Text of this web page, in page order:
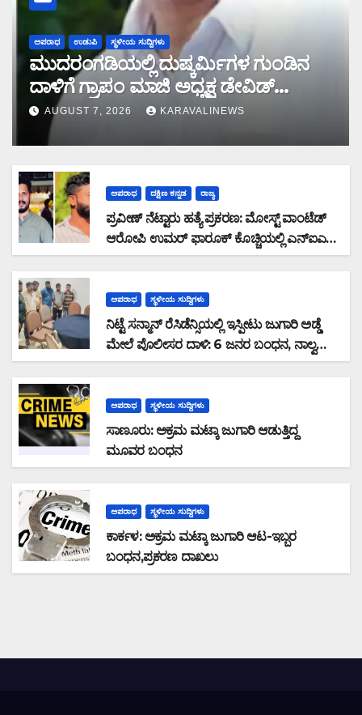
ಅಪರಾಧ ಉಡುಪಿ ಸ್ಥಳೀಯ ಸುದ್ದಿಗಳು
ಮುದರಂಗಡಿಯಲ್ಲಿ ದುಷ್ಕರ್ಮಿಗಳ ಗುಂಡಿನ
ದಾಳಿಗೆ ಗ್ರಾಪಂ ಮಾಜಿ ಅಧ್ಯಕ್ಷ ಡೇವಿಡ್
ಡಿಸೋಜ ಬಲಿ
AUGUST 7, 2026 KARAVALINEWS
ಅಪರಾಧ ದಕ್ಷಿಣ ಕನ್ನಡ ರಾಜ್ಯ
ಪ್ರವೀಣ್ ನೆಟ್ಟಾರು ಹತ್ಯೆ ಪ್ರಕರಣ: ಮೋಸ್ಟ್ ವಾಂಟೆಡ್
ಆರೋಪಿ ಉಮರ್ ಫಾರೂಕ್ ಕೊಚ್ಚಿಯಲ್ಲಿ ಎನ್‌ಐಎ
ವಶಕ್ಕೆ
ಅಪರಾಧ ಸ್ಥಳೀಯ ಸುದ್ದಿಗಳು
ನಿಟ್ಟೆ ಸನ್ಮಾನ್ ರೆಸಿಡೆನ್ಸಿಯಲ್ಲಿ ಇಸ್ಪೀಟು ಜುಗಾರಿ ಅಡ್ಡೆ
ಮೇಲೆ ಪೊಲೀಸರ ದಾಳಿ: 6 ಜನರ ಬಂಧನ, ನಾಲ್ವರು
ಪರಾರಿ: ನಗದು ಹಾಗೂ ಮೊಬೈಲ್ ವಶ
ಅಪರಾಧ ಸ್ಥಳೀಯ ಸುದ್ದಿಗಳು
ಸಾಣೂರು: ಅಕ್ರಮ ಮಟ್ಕಾ ಜುಗಾರಿ ಆಡುತ್ತಿದ್ದ
ಮೂವರ ಬಂಧನ
ಅಪರಾಧ ಸ್ಥಳೀಯ ಸುದ್ದಿಗಳು
ಕಾರ್ಕಳ: ಅಕ್ರಮ ಮಟ್ಕಾ ಜುಗಾರಿ ಆಟ-ಇಬ್ಬರ
ಬಂಧನ,ಪ್ರಕರಣ ದಾಖಲು